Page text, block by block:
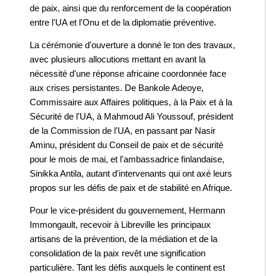
de paix, ainsi que du renforcement de la coopération
entre l'UA et l'Onu et de la diplomatie préventive.
La cérémonie d'ouverture a donné le ton des travaux,
avec plusieurs allocutions mettant en avant la
nécessité d'une réponse africaine coordonnée face
aux crises persistantes. De Bankole Adeoye,
Commissaire aux Affaires politiques, à la Paix et à la
Sécurité de l'UA, à Mahmoud Ali Youssouf, président
de la Commission de l'UA, en passant par Nasir
Aminu, président du Conseil de paix et de sécurité
pour le mois de mai, et l'ambassadrice finlandaise,
Sinikka Antila, autant d'intervenants qui ont axé leurs
propos sur les défis de paix et de stabilité en Afrique.
Pour le vice-président du gouvernement, Hermann
Immongault, recevoir à Libreville les principaux
artisans de la prévention, de la médiation et de la
consolidation de la paix revêt une signification
particulière. Tant les défis auxquels le continent est